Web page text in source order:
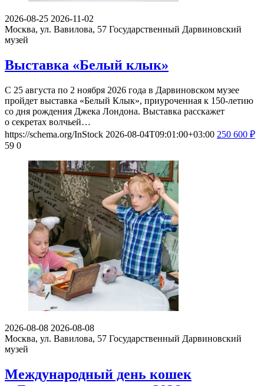
2026-08-25 2026-11-02
Москва, ул. Вавилова, 57 Государственный Дарвиновский
музей
Выставка «Белый клык»
С 25 августа по 2 ноября 2026 года в Дарвиновском музее
пройдет выставка «Белый Клык», приуроченная к 150-летию
со дня рождения Джека Лондона. Выставка расскажет
о секретах волчьей…
https://schema.org/InStock 2026-08-04T09:01:00+03:00 250 600 ₽
59 0
2026-08-08 2026-08-08
Москва, ул. Вавилова, 57 Государственный Дарвиновский
музей
Международный день кошек